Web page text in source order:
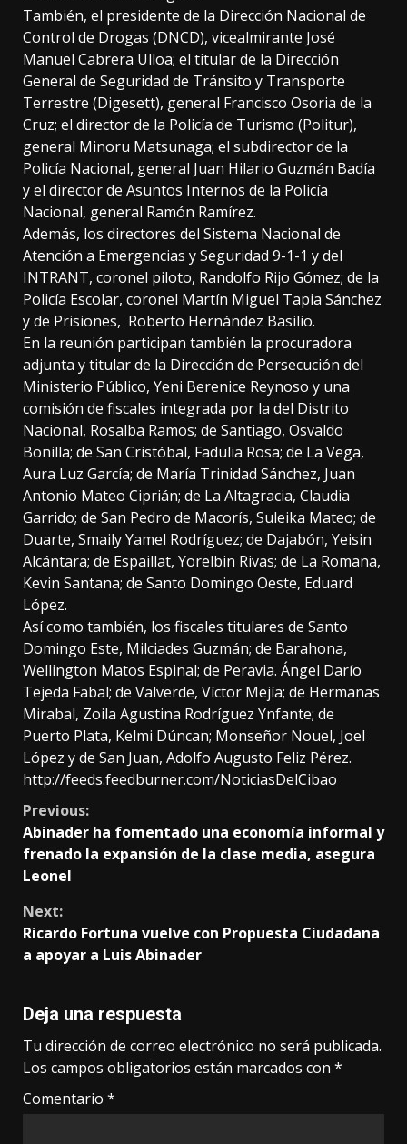
También, el presidente de la Dirección Nacional de
Control de Drogas (DNCD), vicealmirante José
Manuel Cabrera Ulloa; el titular de la Dirección
General de Seguridad de Tránsito y Transporte
Terrestre (Digesett), general Francisco Osoria de la
Cruz; el director de la Policía de Turismo (Politur),
general Minoru Matsunaga; el subdirector de la
Policía Nacional, general Juan Hilario Guzmán Badía
y el director de Asuntos Internos de la Policía
Nacional, general Ramón Ramírez.
Además, los directores del Sistema Nacional de
Atención a Emergencias y Seguridad 9-1-1 y del
INTRANT, coronel piloto, Randolfo Rijo Gómez; de la
Policía Escolar, coronel Martín Miguel Tapia Sánchez
y de Prisiones, Roberto Hernández Basilio.
En la reunión participan también la procuradora
adjunta y titular de la Dirección de Persecución del
Ministerio Público, Yeni Berenice Reynoso y una
comisión de fiscales integrada por la del Distrito
Nacional, Rosalba Ramos; de Santiago, Osvaldo
Bonilla; de San Cristóbal, Fadulia Rosa; de La Vega,
Aura Luz García; de María Trinidad Sánchez, Juan
Antonio Mateo Ciprián; de La Altagracia, Claudia
Garrido; de San Pedro de Macorís, Suleika Mateo; de
Duarte, Smaily Yamel Rodríguez; de Dajabón, Yeisin
Alcántara; de Espaillat, Yorelbin Rivas; de La Romana,
Kevin Santana; de Santo Domingo Oeste, Eduard
López.
Así como también, los fiscales titulares de Santo
Domingo Este, Milciades Guzmán; de Barahona,
Wellington Matos Espinal; de Peravia. Ángel Darío
Tejeda Fabal; de Valverde, Víctor Mejía; de Hermanas
Mirabal, Zoila Agustina Rodríguez Ynfante; de
Puerto Plata, Kelmi Dúncan; Monseñor Nouel, Joel
López y de San Juan, Adolfo Augusto Feliz Pérez.
http://feeds.feedburner.com/NoticiasDelCibao
Continue
Reading
Previous:
Abinader ha fomentado una economía informal y
frenado la expansión de la clase media, asegura
Leonel
Next:
Ricardo Fortuna vuelve con Propuesta Ciudadana
a apoyar a Luis Abinader
Deja una respuesta
Tu dirección de correo electrónico no será publicada.
Los campos obligatorios están marcados con *
Comentario *